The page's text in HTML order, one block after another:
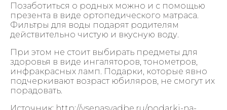
Позаботиться о родных можно и с помощью
презента в виде ортопедического матраса.
Фильтры для воды подарят родителям
действительно чистую и вкусную воду.
При этом не стоит выбирать предметы для
здоровья в виде ингаляторов, тонометров,
инфракрасных ламп. Подарки, которые явно
подчеркивают возраст юбиляров, не смогут их
порадовать.